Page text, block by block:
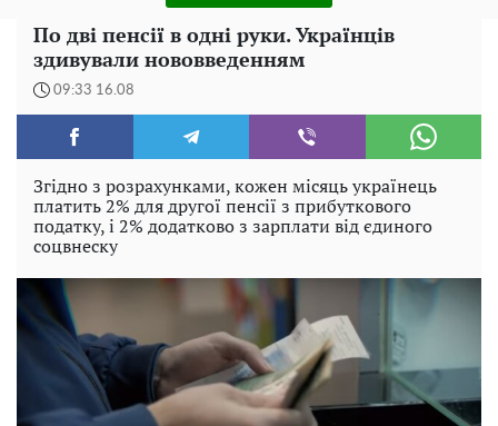
По дві пенсії в одні руки. Українців
здивували нововведенням
09:33 16.08
Згідно з розрахунками, кожен місяць українець
платить 2% для другої пенсії з прибуткового
податку, і 2% додатково з зарплати від єдиного
соцвнеску